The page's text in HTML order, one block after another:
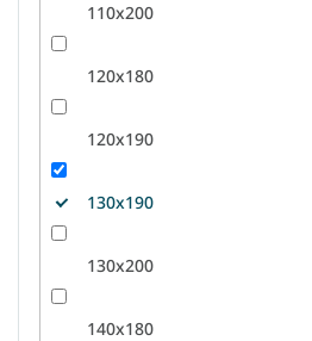
110x200
120x180
120x190
130x190
130x200
140x180